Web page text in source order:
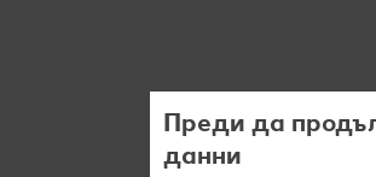
Преди да
данни